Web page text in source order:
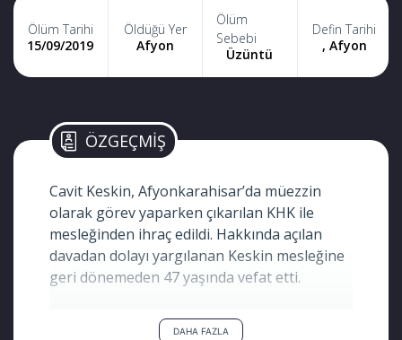
Ölüm Tarihi
15/09/2019
Öldüğü Yer
Afyon
Ölüm
Sebebi
Üzüntü
Defin Tarihi
, Afyon
ÖZGEÇMİŞ
Cavit Keskin, Afyonkarahisar’da müezzin
olarak görev yaparken çıkarılan KHK ile
mesleğinden ihraç edildi. Hakkında açılan
davadan dolayı yargılanan Keskin mesleğine
geri dönemeden 47 yaşında vefat etti.
3 çocuk babası olan Cavit Keskin, 2010 yılında
DAHA FAZLA